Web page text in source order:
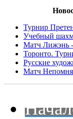
Турнир
Учебный
Матч Лижэнь
Торонто.
Русские
Матч